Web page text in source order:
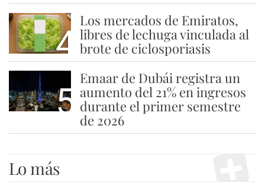
4
Los mercados de Emiratos,
libres de lechuga vinculada al
brote de ciclosporiasis
5
Emaar de Dubái registra un
aumento del 21% en ingresos
durante el primer semestre
de 2026
Lo más